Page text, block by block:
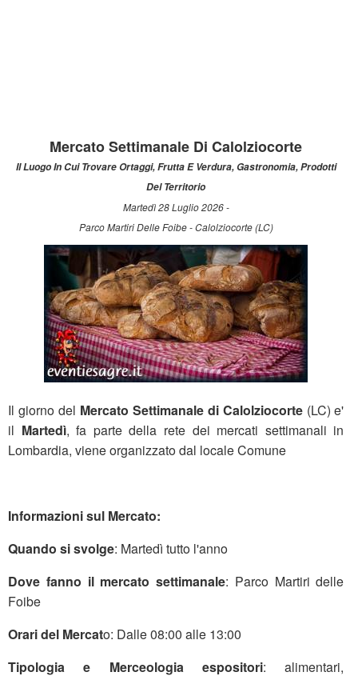
Mercato Settimanale Di Calolziocorte
Il Luogo In Cui Trovare Ortaggi, Frutta E Verdura, Gastronomia, Prodotti
Del Territorio
Martedì 28 Luglio 2026 -
Parco Martiri Delle Foibe - Calolziocorte (LC)
Il giorno del Mercato Settimanale di Calolziocorte(LC) e'
il Martedì, fa parte della rete dei mercati settimanali in
Lombardia, viene organizzato dal locale Comune
Informazioni sul Mercato:
Quando si svolge: Martedì tutto l'anno
Dove fanno il mercato settimanale: Parco Martiri delle
Foibe
Orari del Mercato: Dalle 08:00 alle 13:00
Tipologia e Merceologia espositori: alimentari,